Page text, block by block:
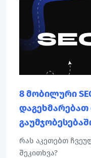
8 მობილური
დაგეხმარებათ
რას აკეთებთ
შეკითხვა?